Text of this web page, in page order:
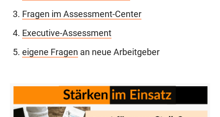
Fragen im Assessment-Center
Executive-Assessment
eigene Fragen an neue Arbeitgeber